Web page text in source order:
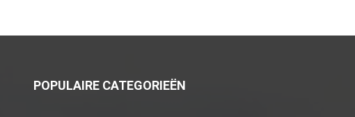
POPULAIRE CATEGORIEËN